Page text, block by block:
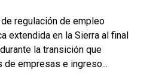
regulación de empleo
extendida en la Sierra al final
la transición que
de empresas e ingreso...